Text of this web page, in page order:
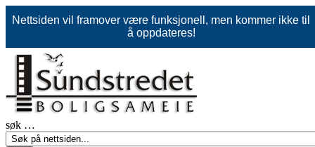
Nettsiden vil framover være funksjonell, men kommer ikke til
å oppdateres!
søk …